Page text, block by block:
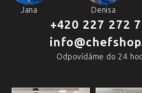
Jana Denisa
+420 227 272
Odpovídáme do 24